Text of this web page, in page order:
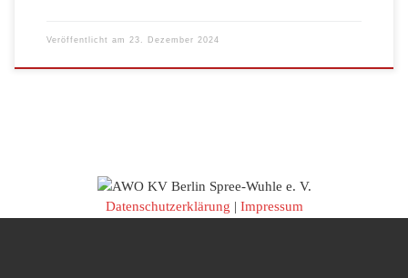
Veröffentlicht am 23. Dezember 2024
Datenschutzerklärung | Impressum